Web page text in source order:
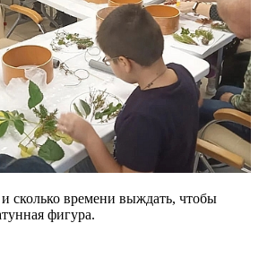
сколько времени выждать, чтобы
фигура.